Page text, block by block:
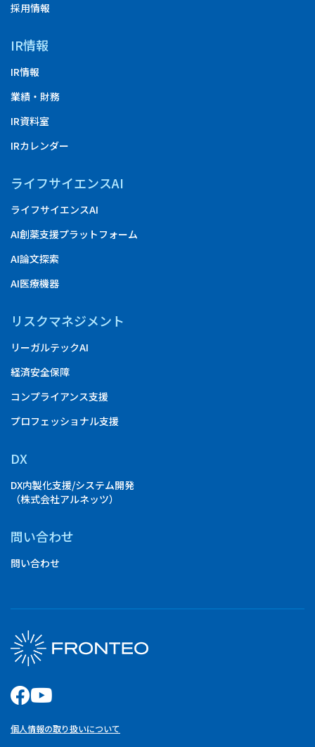
採用情報
IR情報
IR情報
業績・財務
IR資料室
IRカレンダー
ライフサイエンスAI
ライフサイエンスAI
AI創薬支援プラットフォーム
AI論文探索
AI医療機器
リスクマネジメント
リーガルテックAI
経済安全保障
コンプライアンス支援
プロフェッショナル支援
DX
DX内製化支援/システム開発
（株式会社アルネッツ）
問い合わせ
問い合わせ
個人情報の取り扱いについて